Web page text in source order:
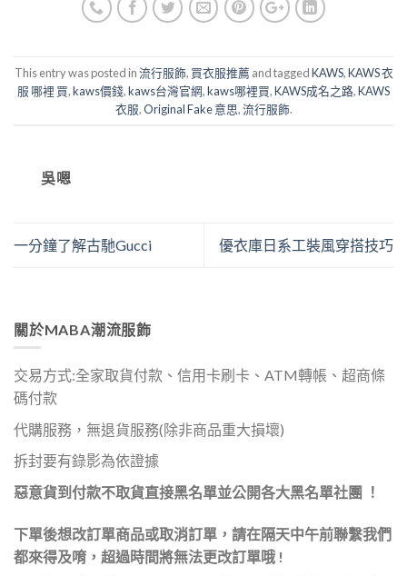
This entry was posted in流行服飾, 買衣服推薦 and taggedKAWS,KAWS 衣
服 哪裡 買,kaws價錢,kaws台灣官網,kaws哪裡買,KAWS成名之路,KAWS
衣服,Original Fake 意思,流行服飾.
吳嗯
一分鐘了解古馳Gucci 優衣庫日系工裝風穿搭技巧
關於MABA潮流服飾
交易方式:全家取貨付款、信用卡刷卡、ATM轉帳、超商條
碼付款
代購服務，無退貨服務(除非商品重大損壞)
拆封要有錄影為依證據
惡意貨到付款不取貨直接黑名單並公開各大黑名單社團 ！
下單後想改訂單商品或取消訂單，請在隔天中午前聯繫我們
都來得及唷，超過時間將無法更改訂單哦 !